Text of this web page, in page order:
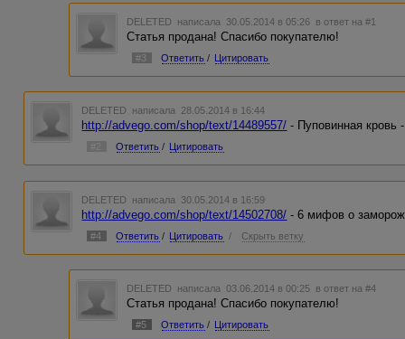
DELETED написала 30.05.2014 в 05:26 в ответ на #1
Статья продана! Спасибо покупателю!
#3 Ответить / Цитировать
DELETED написала 28.05.2014 в 16:44
http://advego.com/shop/text/14489557/ - Пуповинная кровь
Ответить / Цитировать
DELETED написала 30.05.2014 в 16:59
http://advego.com/shop/text/14502708/ - 6 мифов о
#4 Ответить / Цитировать / Скрыть ветку
DELETED написала 03.06.2014 в 00:25 в ответ на #4
Статья продана! Спасибо покупателю!
#5 Ответить / Цитировать